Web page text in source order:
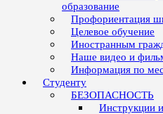
образование
Профориентация
Целевое обучение
Иностранным
Наше видео и
Информация по
Студенту
БЕЗОПАСНОСТЬ
Инструкции